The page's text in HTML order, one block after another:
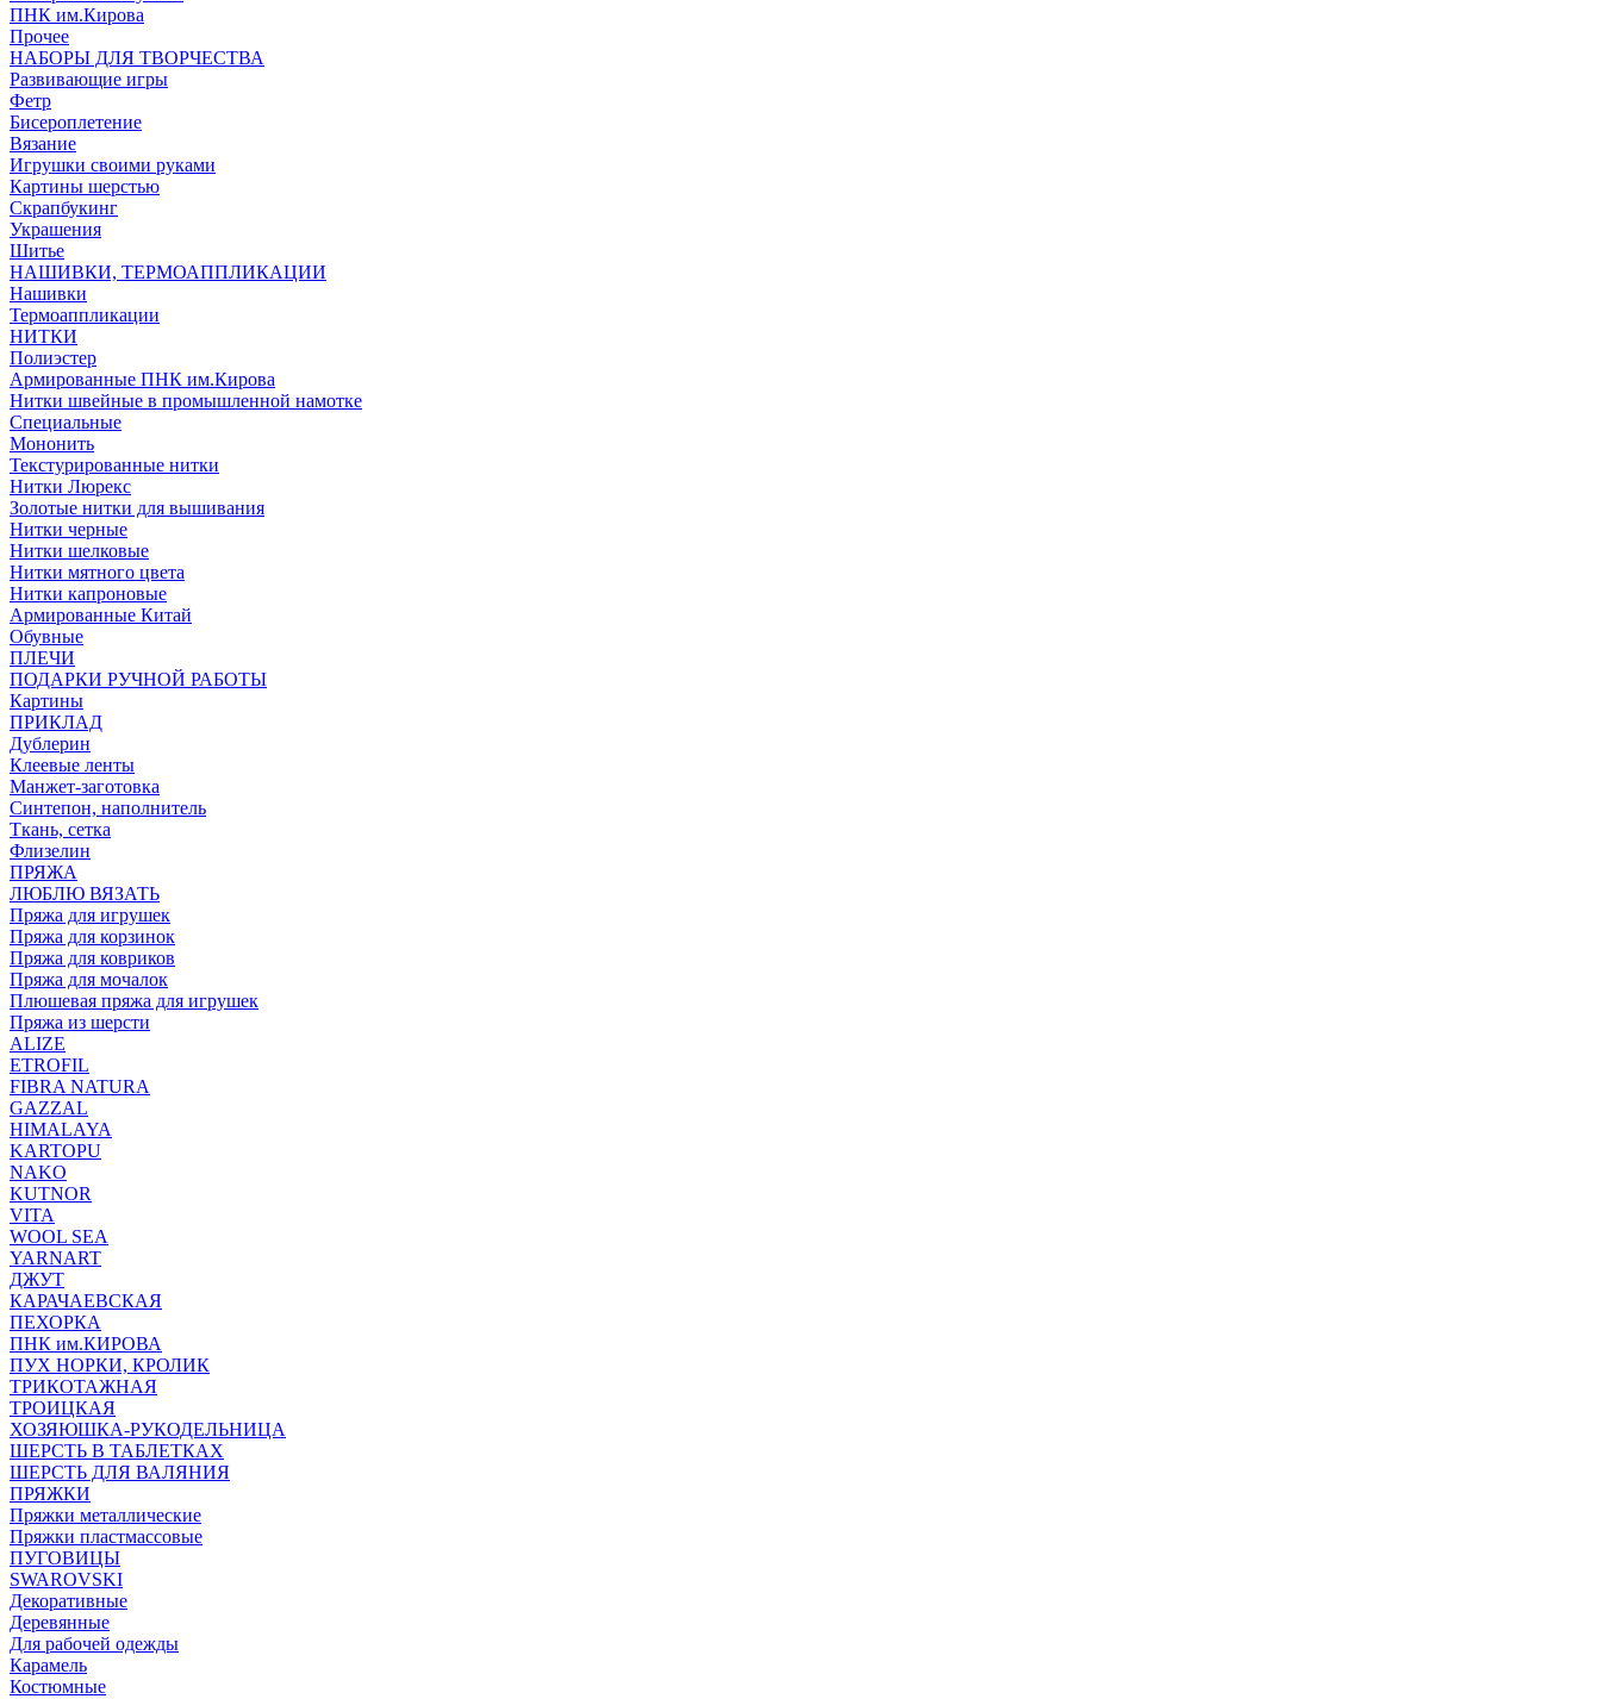
ПНК им.Кирова
Прочее
НАБОРЫ ДЛЯ ТВОРЧЕСТВА
Развивающие игры
Фетр
Бисероплетение
Вязание
Игрушки своими руками
Картины шерстью
Скрапбукинг
Украшения
Шитье
НАШИВКИ, ТЕРМОАППЛИКАЦИИ
Нашивки
Термоаппликации
НИТКИ
Полиэстер
Армированные ПНК им.Кирова
Нитки швейные в промышленной намотке
Специальные
Мононить
Текстурированные нитки
Нитки Люрекс
Золотые нитки для вышивания
Нитки черные
Нитки шелковые
Нитки мятного цвета
Нитки капроновые
Армированные Китай
Обувные
ПЛЕЧИ
ПОДАРКИ РУЧНОЙ РАБОТЫ
Картины
ПРИКЛАД
Дублерин
Клеевые ленты
Манжет-заготовка
Синтепон, наполнитель
Ткань, сетка
Флизелин
ПРЯЖА
ЛЮБЛЮ ВЯЗАТЬ
Пряжа для игрушек
Пряжа для корзинок
Пряжа для ковриков
Пряжа для мочалок
Плюшевая пряжа для игрушек
Пряжа из шерсти
ALIZE
ETROFIL
FIBRA NATURA
GAZZAL
HIMALAYA
KARTOPU
NAKO
KUTNOR
VITA
WOOL SEA
YARNART
ДЖУТ
КАРАЧАЕВСКАЯ
ПЕХОРКА
ПНК им.КИРОВА
ПУХ НОРКИ, КРОЛИК
ТРИКОТАЖНАЯ
ТРОИЦКАЯ
ХОЗЯЮШКА-РУКОДЕЛЬНИЦА
ШЕРСТЬ В ТАБЛЕТКАХ
ШЕРСТЬ ДЛЯ ВАЛЯНИЯ
ПРЯЖКИ
Пряжки металлические
Пряжки пластмассовые
ПУГОВИЦЫ
SWAROVSKI
Декоративные
Деревянные
Для рабочей одежды
Карамель
Костюмные